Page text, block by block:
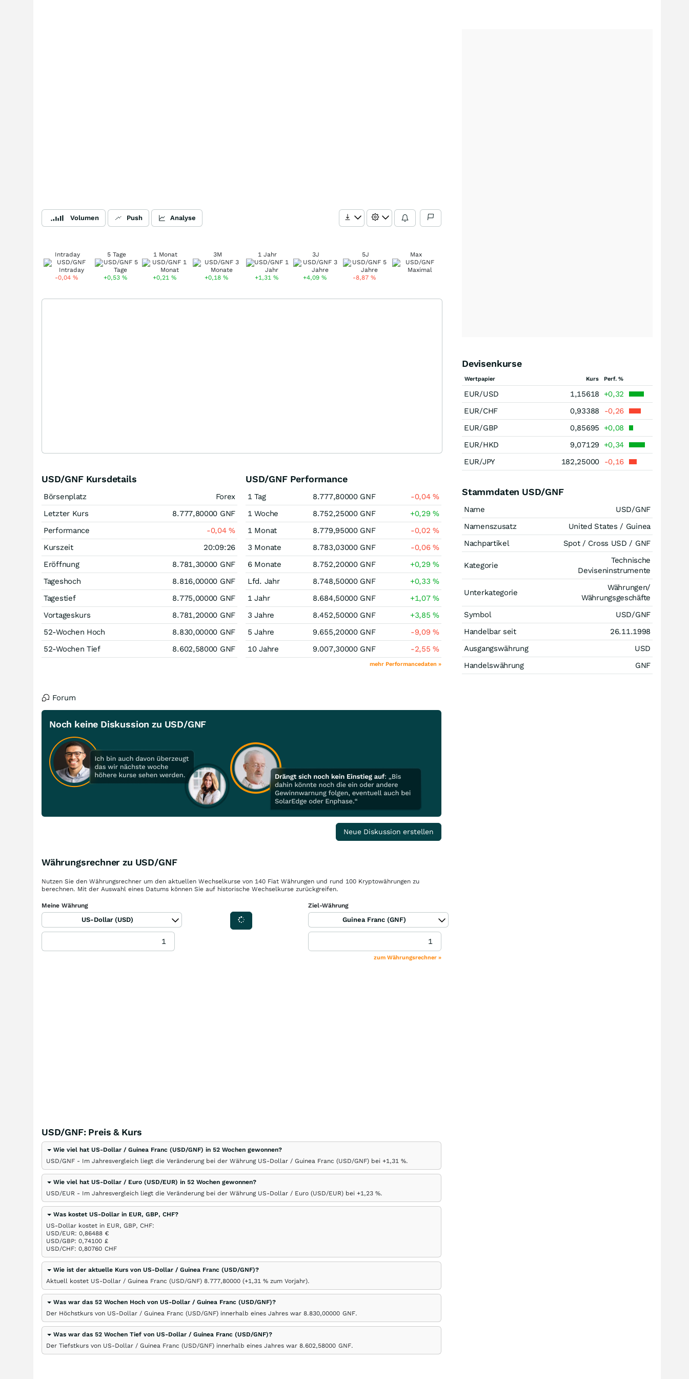
Volumen Push Analyse
Intraday
-0,04 %
5 Tage
+0,53%
1 Monat
+0,21 %
3M
+0,18%
1 Jahr
+1,31 %
3J
+4,09%
5J
-8,87%
Max
USD/GNF Kursdetails
Börsenplatz
Forex
Letzter Kurs
8.777,80000 GNF
Performance
-0,04%
Kurszeit
20:09:26
Eröffnung
8.781,30000 GNF
Tageshoch
8.816,00000 GNF
Tagestief
8.775,00000 GNF
Vortageskurs
8.781,20000 GNF
52-Wochen Hoch
8.830,00000 GNF
52-Wochen Tief
8.602,58000 GNF
USD/GNF Performance
1 Tag 8.777,80000 GNF -0,04%
1 Woche
8.752,25000 GNF +0,29%
1 Monat
8.779,95000 GNF -0,02%
3 Monate
8.783,03000 GNF -0,06%
6 Monate
8.752,20000 GNF +0,29%
Lfd. Jahr
8.748,50000 GNF +0,33%
1 Jahr
8.684,50000 GNF +1,07%
3 Jahre
8.452,50000 GNF +3,85%
5 Jahre
9.655,20000 GNF -9,09%
10 Jahre
9.007,30000 GNF -2,55%
mehr Performancedaten »
Forum
Noch keine Diskussion zu USD/GNF
Neue Diskussion erstellen
Währungsrechner zu USD/GNF
Nutzen Sie den Währungsrechner um den aktuellen Wechselkurse von 140 Fiat Währungen und rund 100 Kryptowährungen zu
berechnen. Mit der Auswahl eines Datums können Sie auf historische Wechselkurse zurückgreifen.
Meine Währung
US-Dollar (USD)
Ziel-Währung
Guinea Franc (GNF)
zum Währungsrechner »
USD/GNF: Preis & Kurs
Wie viel hat US-Dollar / Guinea Franc (USD/GNF) in 52 Wochen gewonnen?
USD/GNF - Im Jahresvergleich liegt die Veränderung bei der Währung US-Dollar / Guinea Franc (USD/GNF) bei +1,31 %.
Wie viel hat US-Dollar / Euro (USD/EUR) in 52 Wochen gewonnen?
USD/EUR - Im Jahresvergleich liegt die Veränderung bei der Währung US-Dollar / Euro (USD/EUR) bei +1,23 %.
Was kostet US-Dollar in EUR, GBP, CHF?
US-Dollar kostet in EUR, GBP, CHF:
USD/EUR: 0,86488 €
USD/GBP: 0,74100 £
USD/CHF: 0,80760 CHF
Wie ist der aktuelle Kurs von US-Dollar / Guinea Franc (USD/GNF)?
Aktuell kostet US-Dollar / Guinea Franc (USD/GNF) 8.777,80000 (+1,31 % zum Vorjahr).
Was war das 52 Wochen Hoch von US-Dollar / Guinea Franc (USD/GNF)?
Der Höchstkurs von US-Dollar / Guinea Franc (USD/GNF) innerhalb eines Jahres war 8.830,00000 GNF.
Was war das 52 Wochen Tief von US-Dollar / Guinea Franc (USD/GNF)?
Der Tiefstkurs von US-Dollar / Guinea Franc (USD/GNF) innerhalb eines Jahres war 8.602,58000 GNF.
Devisenkurse
Wertpapier Kurs Perf. %
EUR/USD 1,15618
+0,32
EUR/CHF
0,93388
-0,26
EUR/GBP
0,85695
+0,08
EUR/HKD
9,07129
+0,34
EUR/JPY
182,25000 -0,16
Stammdaten USD/GNF
Name
USD/GNF
Namenszusatz
United States / Guinea
Nachpartikel
Spot / Cross USD / GNF
Kategorie
Technische
Deviseninstrumente
Unterkategorie
Währungen/
Währungsgeschäfte
Symbol
USD/GNF
Handelbar seit
26.11.1998
Ausgangswährung
USD
Handelswährung
GNF